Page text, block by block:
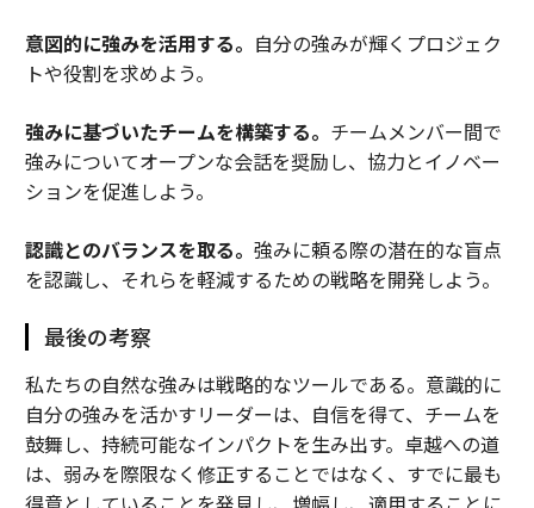
意図的に強みを活用する。 自分の強みが輝くプロジェク
トや役割を求めよう。
強みに基づいたチームを構築する。 チームメンバー間で
強みについてオープンな会話を奨励し、協力とイノベー
ションを促進しよう。
認識とのバランスを取る。 強みに頼る際の潜在的な盲点
を認識し、それらを軽減するための戦略を開発しよう。
最後の考察
私たちの自然な強みは戦略的なツールである。意識的に
自分の強みを活かすリーダーは、自信を得て、チームを
鼓舞し、持続可能なインパクトを生み出す。卓越への道
は、弱みを際限なく修正することではなく、すでに最も